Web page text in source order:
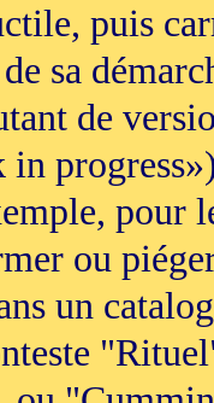
puis
sa
de
pour
ou
un